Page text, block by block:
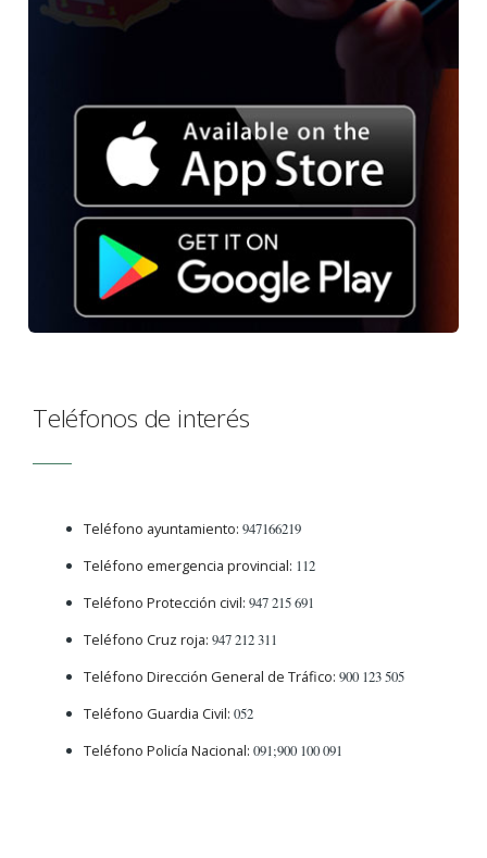
Teléfonos de interés
Teléfono ayuntamiento: 947166219
Teléfono emergencia provincial: 112
Teléfono Protección civil: 947 215 691
Teléfono Cruz roja: 947 212 311
Teléfono Dirección General de Tráfico: 900 123 505
Teléfono Guardia Civil: 052
Teléfono Policía Nacional: 091;900 100 091